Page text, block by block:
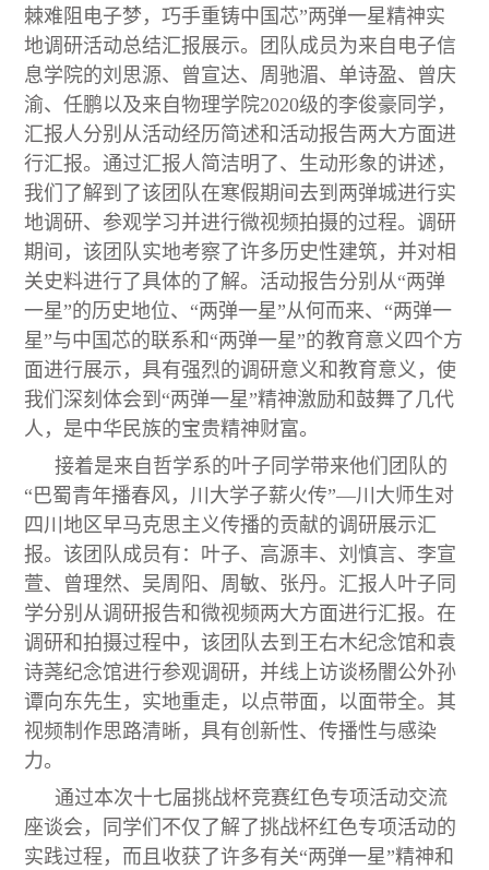
棘难阻电子梦，巧手重铸中国芯”两弹一星精神实
地调研活动总结汇报展示。团队成员为来自电子信
息学院的刘思源、曾宣达、周驰湄、单诗盈、曾庆
渝、任鹏以及来自物理学院2020级的李俊豪同学，
汇报人分别从活动经历简述和活动报告两大方面进
行汇报。通过汇报人简洁明了、生动形象的讲述，
我们了解到了该团队在寒假期间去到两弹城进行实
地调研、参观学习并进行微视频拍摄的过程。调研
期间，该团队实地考察了许多历史性建筑，并对相
关史料进行了具体的了解。活动报告分别从“两弹
一星”的历史地位、“两弹一星”从何而来、“两弹一
星”与中国芯的联系和“两弹一星”的教育意义四个方
面进行展示，具有强烈的调研意义和教育意义，使
我们深刻体会到“两弹一星”精神激励和鼓舞了几代
人，是中华民族的宝贵精神财富。
接着是来自哲学系的叶子同学带来他们团队的
“巴蜀青年播春风，川大学子薪火传”—川大师生对
四川地区早马克思主义传播的贡献的调研展示汇
报。该团队成员有：叶子、高源丰、刘慎言、李宣
萱、曾理然、吴周阳、周敏、张丹。汇报人叶子同
学分别从调研报告和微视频两大方面进行汇报。在
调研和拍摄过程中，该团队去到王右木纪念馆和袁
诗荛纪念馆进行参观调研，并线上访谈杨闇公外孙
谭向东先生，实地重走，以点带面，以面带全。其
视频制作思路清晰，具有创新性、传播性与感染
力。
通过本次十七届挑战杯竞赛红色专项活动交流
座谈会，同学们不仅了解了挑战杯红色专项活动的
实践过程，而且收获了许多有关“两弹一星”精神和